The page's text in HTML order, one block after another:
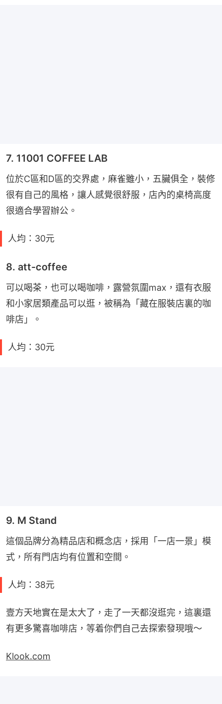
7. 11001 COFFEE LAB
位於C區和D區的交界處，麻雀雖小，五臟俱全，裝修
很有自己的風格，讓人感覺很舒服，店內的桌椅高度
很適合學習辦公。
人均：30元
8. att-coffee
可以喝茶，也可以喝咖啡，露營氛圍max，還有衣服
和小家居類產品可以逛，被稱為「藏在服裝店裏的咖
啡店」。
人均：30元
9. M Stand
這個品牌分為精品店和概念店，採用「一店一景」模
式，所有門店均有位置和空間。
人均：38元
壹方天地實在是太大了，走了一天都沒逛完，這裏還
有更多驚喜咖啡店，等着你們自己去探索發現哦～
Klook.com